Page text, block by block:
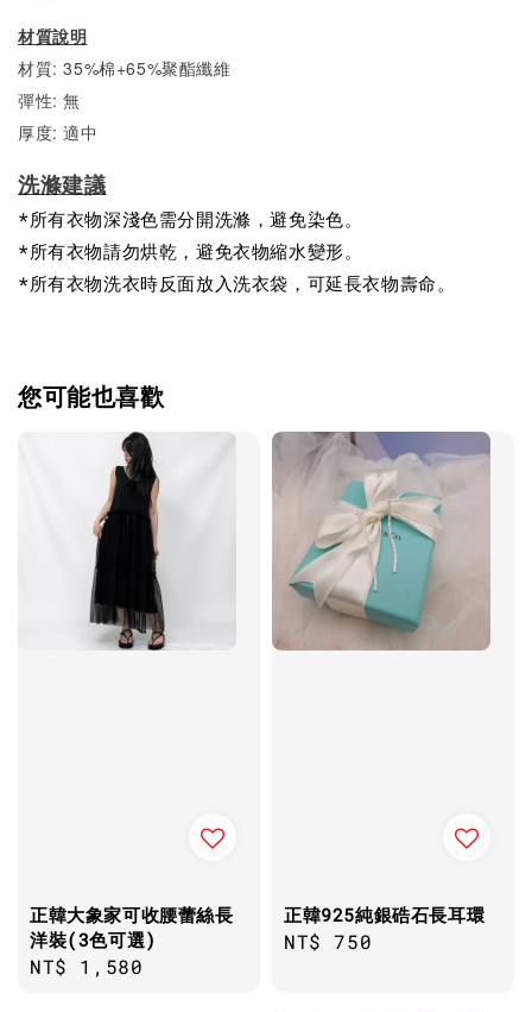
材質說明
材質: 35%棉+65%聚酯纖維
彈性: 無
厚度: 適中
洗滌建議
*所有衣物深淺色需分開洗滌，避免染色。
*所有衣物請勿烘乾，避免衣物縮水變形。
*所有衣物洗衣時反面放入洗衣袋，可延長衣物壽命。
您可能也喜歡
正韓大象家可收腰蕾絲長
洋裝(3色可選)
Regular
NT$ 1,580
正韓925純銀硞石長耳環
Regular
NT$ 750